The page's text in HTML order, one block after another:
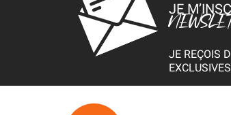
JE
JE REÇOIS
EXCLUSIVES